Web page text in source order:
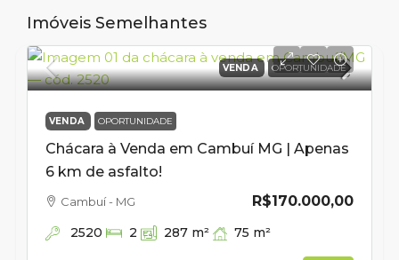
Imóveis Semelhantes
VENDA OPORTUNIDADE
VENDA OPORTUNIDADE
Chácara à Venda em Cambuí MG | Apenas
6 km de asfalto!
R$170.000,00
Cambuí - MG
2520 2 287 m² 75 m²